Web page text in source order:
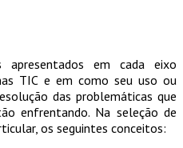
em cada eixo
TIC e em como seu uso ou
das problemáticas que
enfrentando. Na seleção de
os seguintes conceitos: